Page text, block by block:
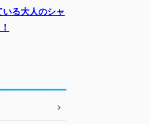
る大人のシャ